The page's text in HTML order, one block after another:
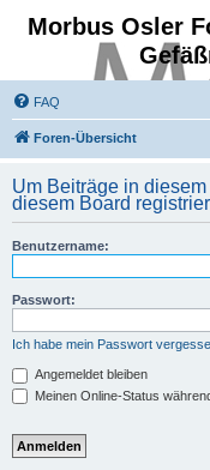
Morbus Osler
FAQ
Foren-Übersicht
Um Beiträge in
diesem Board
Benutzername:
Passwort:
Ich habe mein Passwort
Angemeldet bleiben
Meinen Online-Status